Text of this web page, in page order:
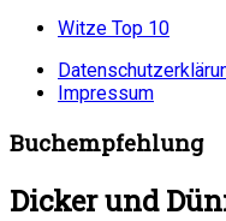
Witze Top 10
Impressum
Buchempfehlung
Dicker und